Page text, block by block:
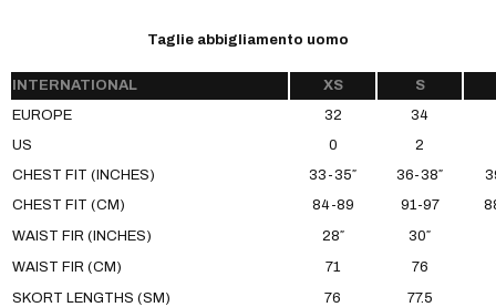
Taglie abbigliamento uomo
INTERNATIONAL XS
S
EUROPE
32
34
US
0
2
CHEST FIT (INCHES)
33-35″ 36-38″
CHEST FIT (CM)
84-89 91-97
WAIST FIR (INCHES)
28″
30″
WAIST FIR (CM)
71
76
SKORT LENGTHS (SM)
76 77.5